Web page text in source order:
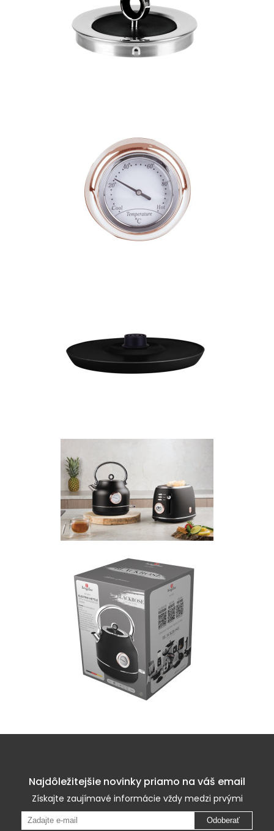
Najdôležitejšie novinky priamo na váš email
Získajte zaujímavé informácie vždy medzi prvými
Odoberať